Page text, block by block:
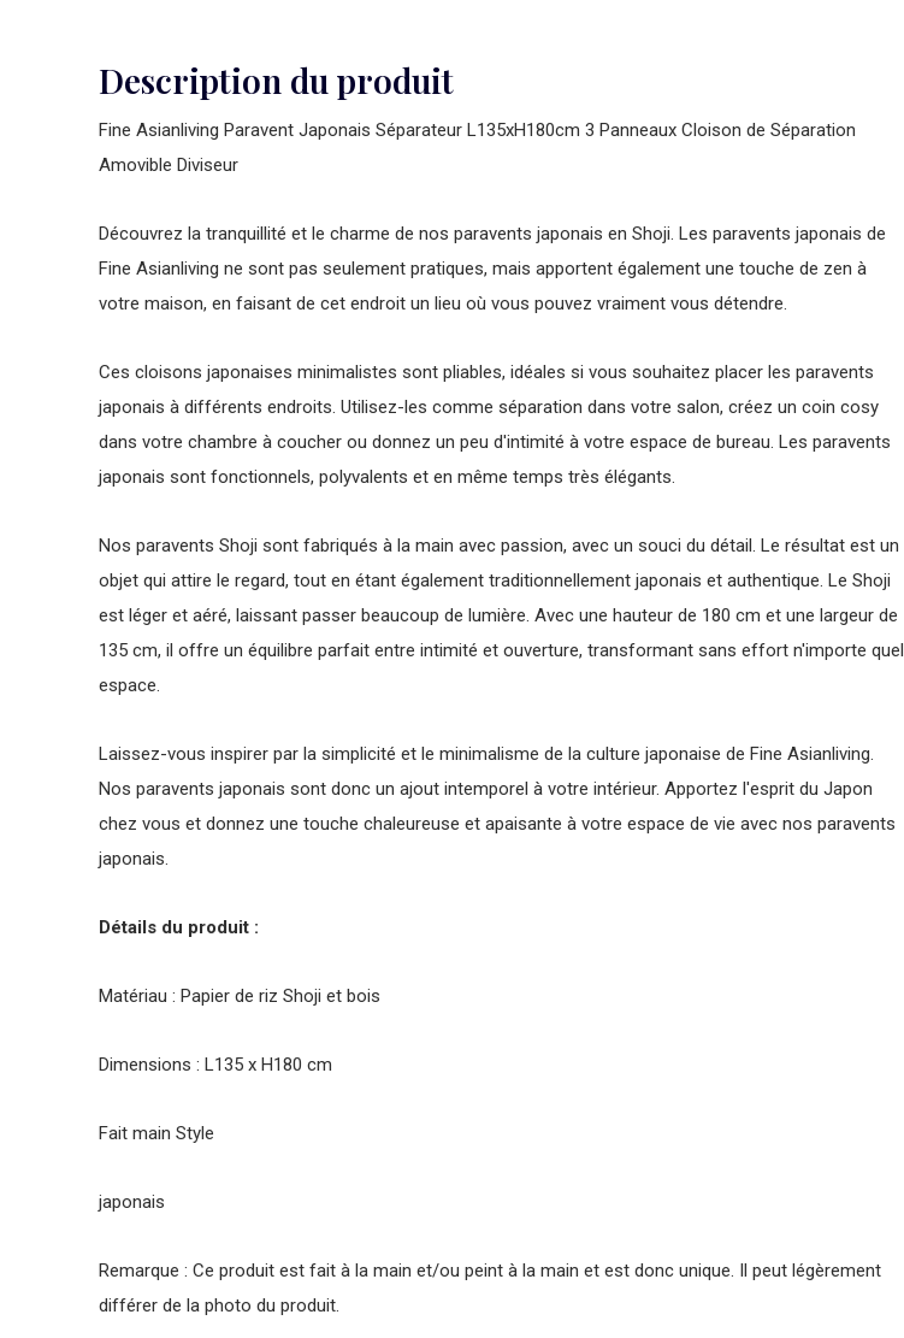
Description du produit
Fine Asianliving Paravent Japonais Séparateur L135xH180cm 3 Panneaux Cloison de Séparation
Amovible Diviseur
Découvrez la tranquillité et le charme de nos paravents japonais en Shoji. Les paravents japonais de
Fine Asianliving ne sont pas seulement pratiques, mais apportent également une touche de zen à
votre maison, en faisant de cet endroit un lieu où vous pouvez vraiment vous détendre.
Ces cloisons japonaises minimalistes sont pliables, idéales si vous souhaitez placer les paravents
japonais à différents endroits. Utilisez-les comme séparation dans votre salon, créez un coin cosy
dans votre chambre à coucher ou donnez un peu d'intimité à votre espace de bureau. Les paravents
japonais sont fonctionnels, polyvalents et en même temps très élégants.
Nos paravents Shoji sont fabriqués à la main avec passion, avec un souci du détail. Le résultat est un
objet qui attire le regard, tout en étant également traditionnellement japonais et authentique. Le Shoji
est léger et aéré, laissant passer beaucoup de lumière. Avec une hauteur de 180 cm et une largeur de
135 cm, il offre un équilibre parfait entre intimité et ouverture, transformant sans effort n'importe quel
espace.
Laissez-vous inspirer par la simplicité et le minimalisme de la culture japonaise de Fine Asianliving.
Nos paravents japonais sont donc un ajout intemporel à votre intérieur. Apportez l'esprit du Japon
chez vous et donnez une touche chaleureuse et apaisante à votre espace de vie avec nos paravents
japonais.
Détails du produit :
Matériau : Papier de riz Shoji et bois
Dimensions : L135 x H180 cm
Fait main Style
japonais
Remarque : Ce produit est fait à la main et/ou peint à la main et est donc unique. Il peut légèrement
différer de la photo du produit.